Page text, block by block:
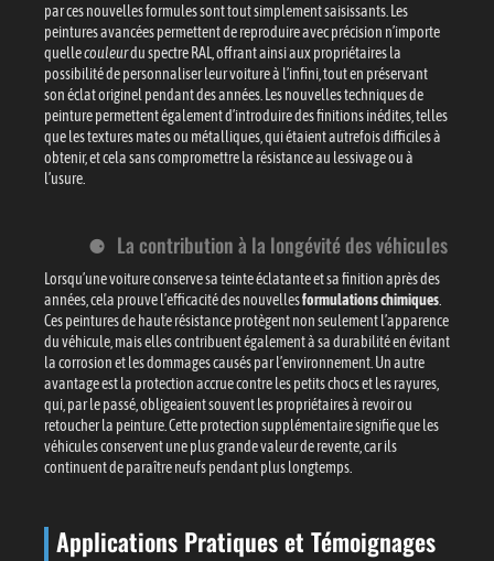
par ces nouvelles formules sont tout simplement saisissants. Les
peintures avancées permettent de reproduire avec précision n’importe
quellecouleurdu spectre RAL, offrant ainsi aux propriétaires la
possibilité de personnaliser leur voiture à l’infini, tout en préservant
son éclat originel pendant des années. Les nouvelles techniques de
peinture permettent également d’introduire des finitions inédites, telles
que les textures mates ou métalliques, qui étaient autrefois difficiles à
obtenir, et cela sans compromettre la résistance au lessivage ou à
l’usure.
La contribution à la longévité des véhicules
Lorsqu’une voiture conserve sa teinte éclatante et sa finition après des
années, cela prouve l’efficacité des nouvellesformulations chimiques.
Ces peintures de haute résistance protègent non seulement l’apparence
du véhicule, mais elles contribuent également à sa durabilité en évitant
la corrosion et les dommages causés par l’environnement. Un autre
avantage est la protection accrue contre les petits chocs et les rayures,
qui, par le passé, obligeaient souvent les propriétaires à revoir ou
retoucher la peinture. Cette protection supplémentaire signifie que les
véhicules conservent une plus grande valeur de revente, car ils
continuent de paraître neufs pendant plus longtemps.
Applications Pratiques et Témoignages